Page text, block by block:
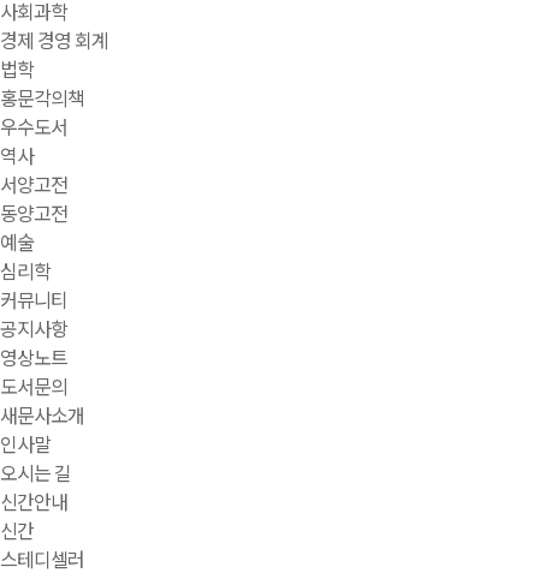
사회과학
경제 경영 회계
법학
홍문각의책
우수도서
역사
서양고전
동양고전
예술
심리학
커뮤니티
공지사항
영상노트
도서문의
새문사소개
인사말
오시는 길
신간안내
신간
스테디셀러